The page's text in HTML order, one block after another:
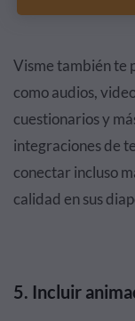
Visme también te
como audios,
cuestionarios y
integraciones de
conectar incluso
calidad en sus
5. Incluir